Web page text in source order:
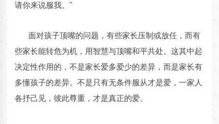
请你来说服我。"
面对孩子顶嘴的问题，有些家长压制或放任，而有
些家长能转危为机，用智慧与顶嘴和平共处。这其中起
决定性作用的，不是家长爱多爱少的差异，而是家长有
多懂孩子的差异。不是只有无条件服从才是爱，一家人
各抒己见，彼此尊重，才是真正的爱。